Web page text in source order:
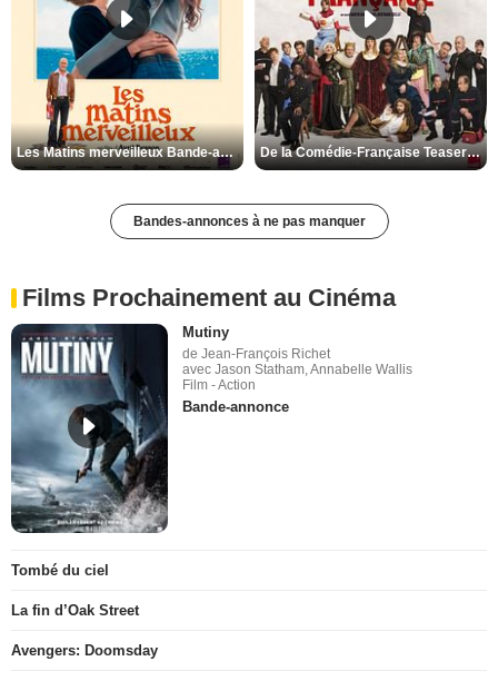
Les Matins merveilleux Bande-annonce VF De la Comédie-Française Teaser VF
Bandes-annonces à ne pas manquer
Films Prochainement au Cinéma
Mutiny
de Jean-François Richet
avec Jason Statham, Annabelle Wallis
Film - Action
Bande-annonce
Tombé du ciel
La fin d’Oak Street
Avengers: Doomsday